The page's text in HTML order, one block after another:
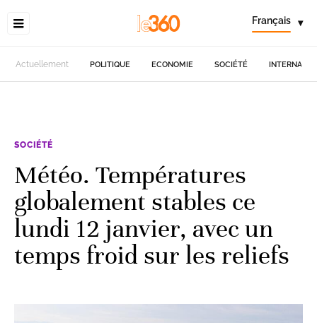
Français ▾
Actuellement POLITIQUE ECONOMIE SOCIÉTÉ
SOCIÉTÉ
Météo. Températures
globalement stables ce
lundi 12 janvier, avec un
temps froid sur les reliefs